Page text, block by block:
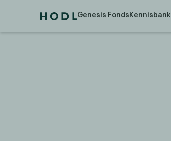
Genesis Fonds Kennisbank